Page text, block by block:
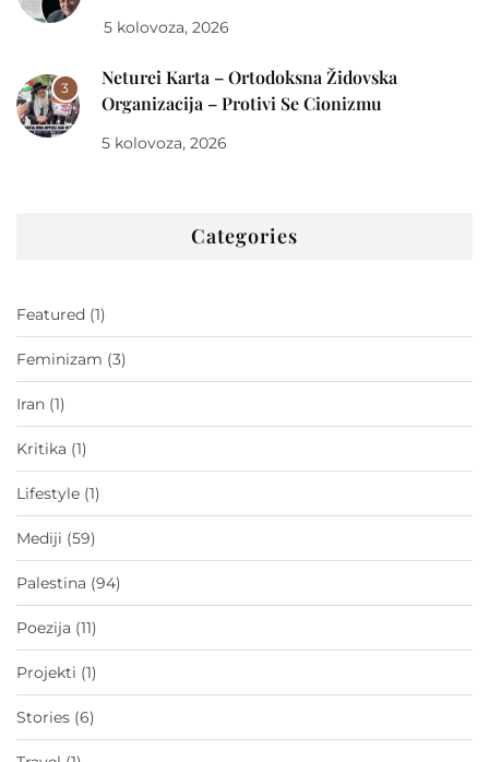
5 kolovoza, 2026
3
Neturei Karta – Ortodoksna Židovska
Organizacija – Protivi Se Cionizmu
5 kolovoza, 2026
Categories
Featured (1)
Feminizam (3)
Iran (1)
Kritika (1)
Lifestyle (1)
Mediji (59)
Palestina (94)
Poezija (11)
Projekti (1)
Stories (6)